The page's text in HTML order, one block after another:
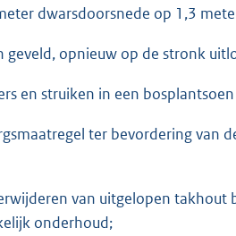
dwarsdoorsnede op 1,3
opnieuw op de stronk
en struiken in een
ter bevordering van
van uitgelopen takhout
onderhoud;